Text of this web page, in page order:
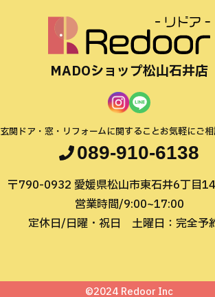
MADOショップ松山石井店
玄関ドア・窓・リフォームに関することお気軽にご
089-910-6138
〒790-0932 愛媛県松山市東石井6丁目
営業時間/9:00~17:00
定休日/日曜・祝日
土曜日：完全予
©2024 Redoor Inc